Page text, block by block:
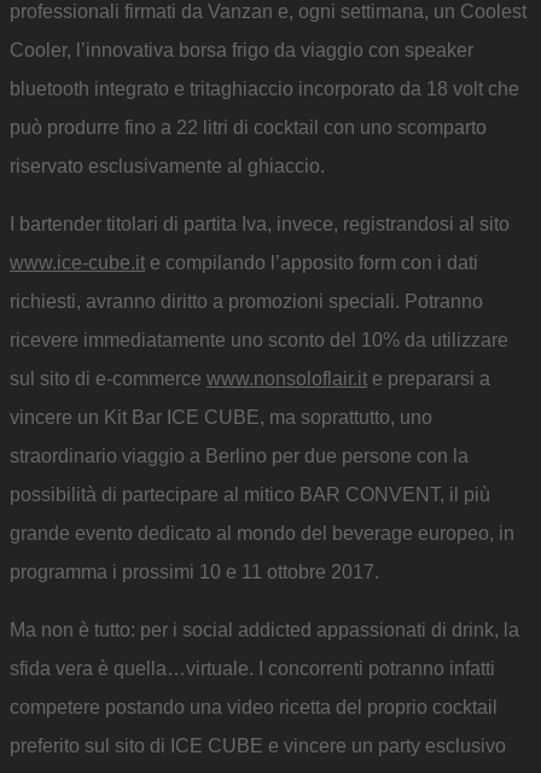
professionali firmati da Vanzan e, ogni settimana, un Coolest
Cooler, l’innovativa borsa frigo da viaggio con speaker
bluetooth integrato e tritaghiaccio incorporato da 18 volt che
può produrre fino a 22 litri di cocktail con uno scomparto
riservato esclusivamente al ghiaccio.
I bartender titolari di partita Iva, invece, registrandosi al sito
www.ice-cube.it e compilando l’apposito form con i dati
richiesti, avranno diritto a promozioni speciali. Potranno
ricevere immediatamente uno sconto del 10% da utilizzare
sul sito di e-commerce www.nonsoloflair.it e prepararsi a
vincere un Kit Bar ICE CUBE, ma soprattutto, uno
straordinario viaggio a Berlino per due persone con la
possibilità di partecipare al mitico BAR CONVENT, il più
grande evento dedicato al mondo del beverage europeo, in
programma i prossimi 10 e 11 ottobre 2017.
Ma non è tutto: per i social addicted appassionati di drink, la
sfida vera è quella…virtuale. I concorrenti potranno infatti
competere postando una video ricetta del proprio cocktail
preferito sul sito di ICE CUBE e vincere un party esclusivo